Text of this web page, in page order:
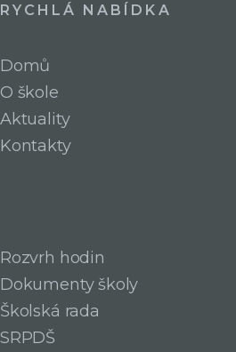
RYCHLÁ NABÍDKA
Domů
O škole
Aktuality
Kontakty
Rozvrh hodin
Dokumenty školy
Školská rada
SRPDŠ